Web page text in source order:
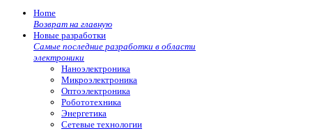
Home
Возврат на главную
Новые разработки
Самые последние разработки в области
электроники
Наноэлектроника
Микроэлектроника
Оптоэлектроника
Робототехника
Энергетика
Сетевые технологии